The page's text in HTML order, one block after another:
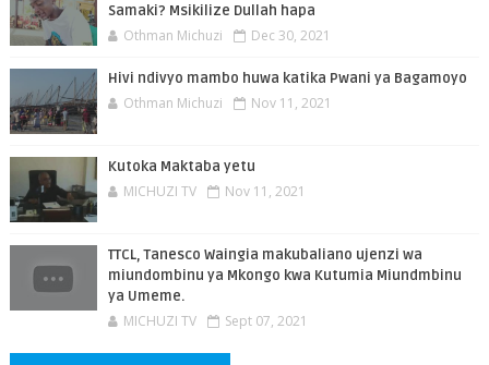
Samaki? Msikilize Dullah hapa
Othman Michuzi Dec 30, 2021
Hivi ndivyo mambo huwa katika Pwani ya Bagamoyo
Othman Michuzi Nov 11, 2021
Kutoka Maktaba yetu
MICHUZI TV Nov 11, 2021
TTCL, Tanesco Waingia makubaliano ujenzi wa
miundombinu ya Mkongo kwa Kutumia Miundmbinu
ya Umeme.
MICHUZI TV Sept 07, 2021